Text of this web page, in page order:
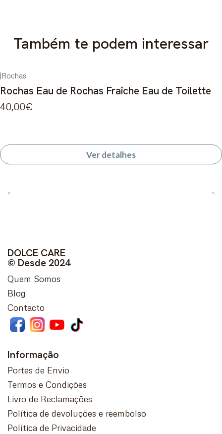
Também te podem interessar
|Rochas
Rochas Eau de Rochas Fraîche Eau de Toilette
40,00€
Ver detalhes
DOLCE CARE
© Desde 2024
Quem Somos
Blog
Contacto
Informação
Portes de Envio
Termos e Condições
Livro de Reclamações
Política de devoluções e reembolso
Política de Privacidade